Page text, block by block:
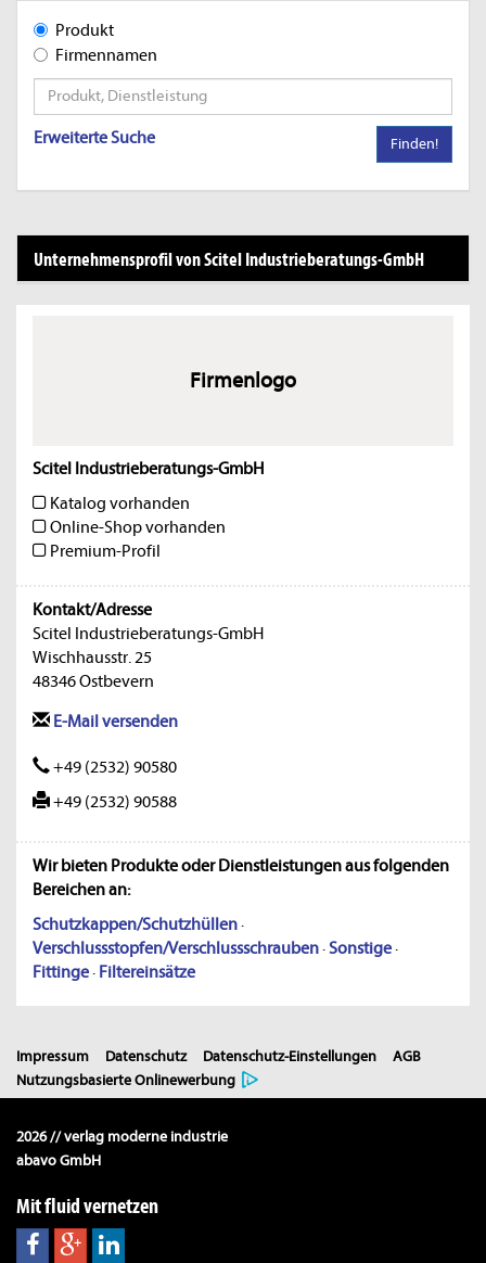
Produkt
Firmennamen
Erweiterte Suche Finden!
Unternehmensprofil von Scitel Industrieberatungs-GmbH
Firmenlogo
Scitel Industrieberatungs-GmbH
Katalog vorhanden
Online-Shop vorhanden
Premium-Profil
Kontakt/Adresse
Scitel Industrieberatungs-GmbH
Wischhausstr. 25
48346 Ostbevern
E-Mail versenden
+49 (2532) 90580
+49 (2532) 90588
Wir bieten Produkte oder Dienstleistungen aus folgenden
Bereichen an:
Schutzkappen/Schutzhüllen·
Verschlussstopfen/Verschlussschrauben·Sonstige·
Fittinge· Filtereinsätze
Impressum Datenschutz Datenschutz-Einstellungen
AGB
Nutzungsbasierte Onlinewerbung
2026 // verlag moderne industrie
abavo GmbH
Mit fluid vernetzen